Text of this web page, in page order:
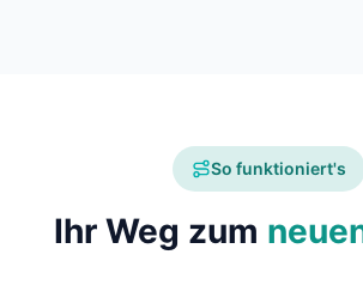
So funktioniert's
Ihr Weg zum